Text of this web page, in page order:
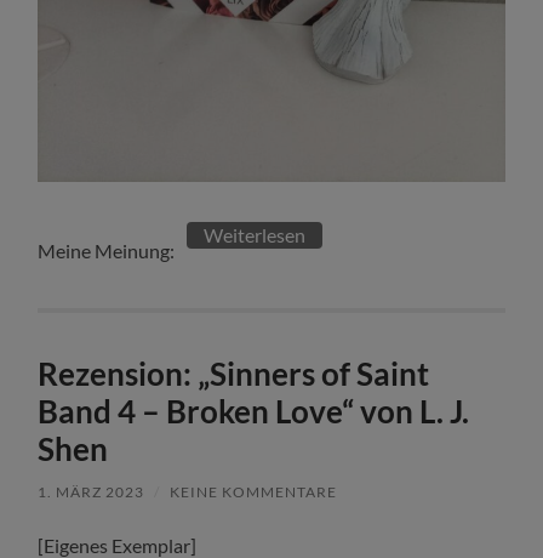
Meine Meinung:
Weiterlesen
Rezension: „Sinners of Saint
Band 4 – Broken Love“ von L. J.
Shen
1. MÄRZ 2023 KEINE KOMMENTARE
[Eigenes Exemplar]